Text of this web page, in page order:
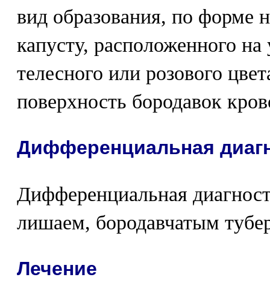
вид образования, по форме
капусту, расположенного
телесного или розового
поверхность бородавок
Дифференциальная
Дифференциальная
лишаем, бородавчатым
Лечение